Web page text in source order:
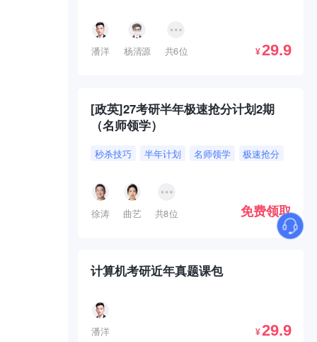
潘洋 杨清源 共6位 ¥29.9
[政英]27考研半年极速抢分计划2期
（名师领学）
秒杀技巧 半年计划 名师领学 极速抢分
徐涛 曲艺 共8位 免费领取
计算机考研近年真题课包
潘洋 ¥29.9